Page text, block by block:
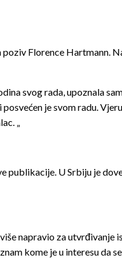
Florence Hartmann.
svog rada, upoznala
je svom radu.
„
U Srbiju je
napravio za
kome je u interesu da